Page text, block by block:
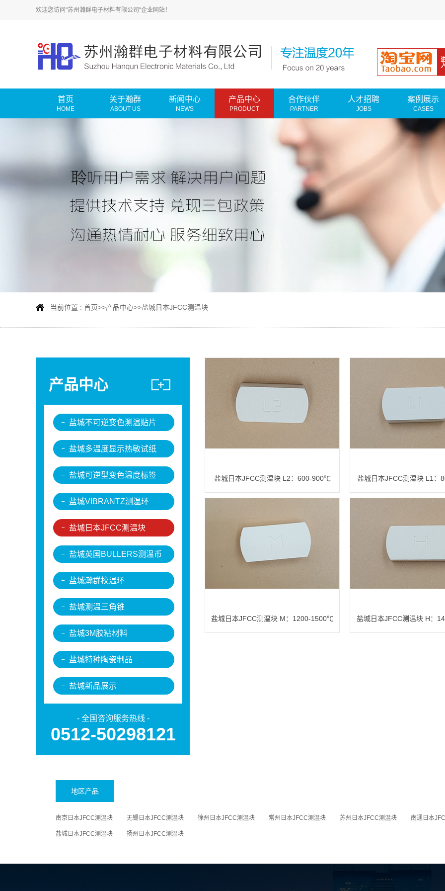
欢迎您访问"苏州瀚群电子材料有限公司"企业网站！
首页
HOME
关于瀚群
ABOUT US
新闻中心
NEWS
产品中心
PRODUCT
合作伙伴
PARTNER
人才招聘
JOBS
案例展示
CASES
当前位置 : 首页>>产品中心>>盐城日本JFCC测温块
产品中心
盐城不可逆变色测温贴片
盐城多温度显示热敏试纸
盐城可逆型变色温度标签
盐城VIBRANTZ测温环
盐城日本JFCC测温块
盐城英国BULLERS测温币
盐城瀚群校温环
盐城测温三角锥
盐城3M胶粘材料
盐城特种陶瓷制品
盐城新品展示
- 全国咨询服务热线 -
0512-50298121
盐城日本JFCC测温块 L2：600-900℃ 盐城日本JFCC测温块 L1：
盐城日本JFCC测温块 M：1200-1500℃ 盐城日本JFCC测温块 H：
地区产品
南京日本JFCC测温块 无锡日本JFCC测温块 徐州日本JFCC测温块 常州日本JFCC测温块 苏州日本JFCC测温块 南通日本
盐城日本JFCC测温块 扬州日本JFCC测温块